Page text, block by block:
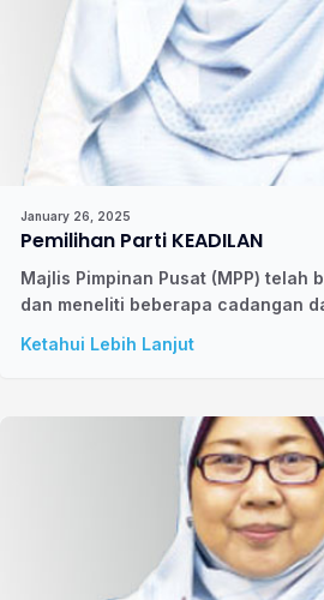
January 26, 2025
Pemilihan Parti KEADILAN
Majlis Pimpinan Pusat (MPP) telah
dan meneliti beberapa cadangan
Ketahui Lebih Lanjut